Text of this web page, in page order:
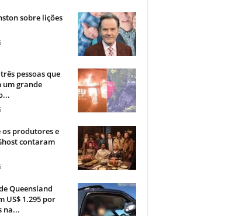
sobre lições
pessoas que
um grande
os produtores e
contaram
Queensland
US$ 1.295 por
na...